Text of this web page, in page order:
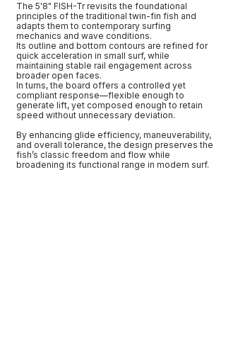
The 5'8" FISH-Tr revisits the foundational
principles of the traditional twin-fin fish and
adapts them to contemporary surfing
mechanics and wave conditions.
Its outline and bottom contours are refined for
quick acceleration in small surf, while
maintaining stable rail engagement across
broader open faces.
In turns, the board offers a controlled yet
compliant response—flexible enough to
generate lift, yet composed enough to retain
speed without unnecessary deviation.
By enhancing glide efficiency, maneuverability,
and overall tolerance, the design preserves the
fish’s classic freedom and flow while
broadening its functional range in modern surf.